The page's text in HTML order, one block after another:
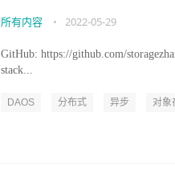
所有内容 • 2022-05-29
GitHub: https://github.com/
stack...
DAOS 分布式 异步 对象